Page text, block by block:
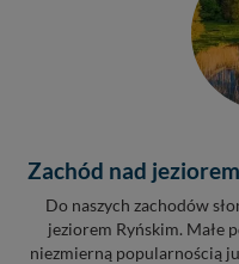
Zachód nad
Do naszych zachodów
jeziorem Ryńskim. Małe
niezmierną popularnością